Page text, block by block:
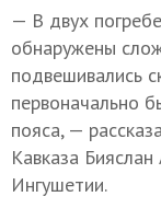
— В двух
обнаружены
подвешивались
первоначально
пояса, —
Кавказа
Ингушетии.